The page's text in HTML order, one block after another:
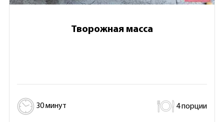
Творожная масса
30 минут 4 порции